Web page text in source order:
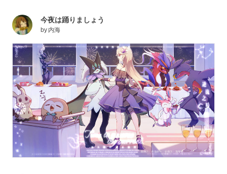
今夜は踊りましょう
by 内海